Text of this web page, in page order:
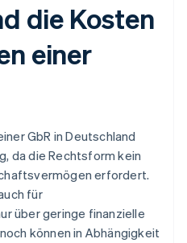
die Kosten
einer
GbR in Deutschland
da die Rechtsform kein
erfordert.
für
über geringe finanzielle
können in Abhängigkeit